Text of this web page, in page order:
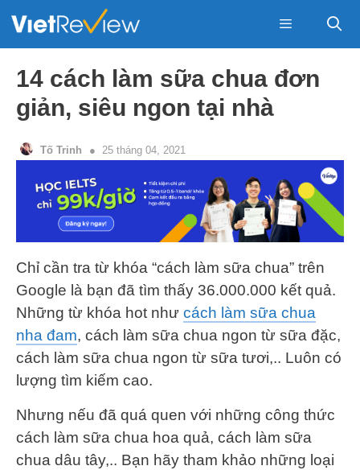
Menu
14 cách làm sữa chua đơn
giản, siêu ngon tại nhà
Tố Trinh 25 tháng 04, 2021
Chỉ cần tra từ khóa “cách làm sữa chua” trên
Google là bạn đã tìm thấy 36.000.000 kết quả.
Những từ khóa hot như cách làm sữa chua
nha đam, cách làm sữa chua ngon từ sữa đặc,
cách làm sữa chua ngon từ sữa tươi,.. Luôn có
lượng tìm kiếm cao.
Nhưng nếu đã quá quen với những công thức
cách làm sữa chua hoa quả, cách làm sữa
chua dâu tây,.. Bạn hãy tham khảo những loại